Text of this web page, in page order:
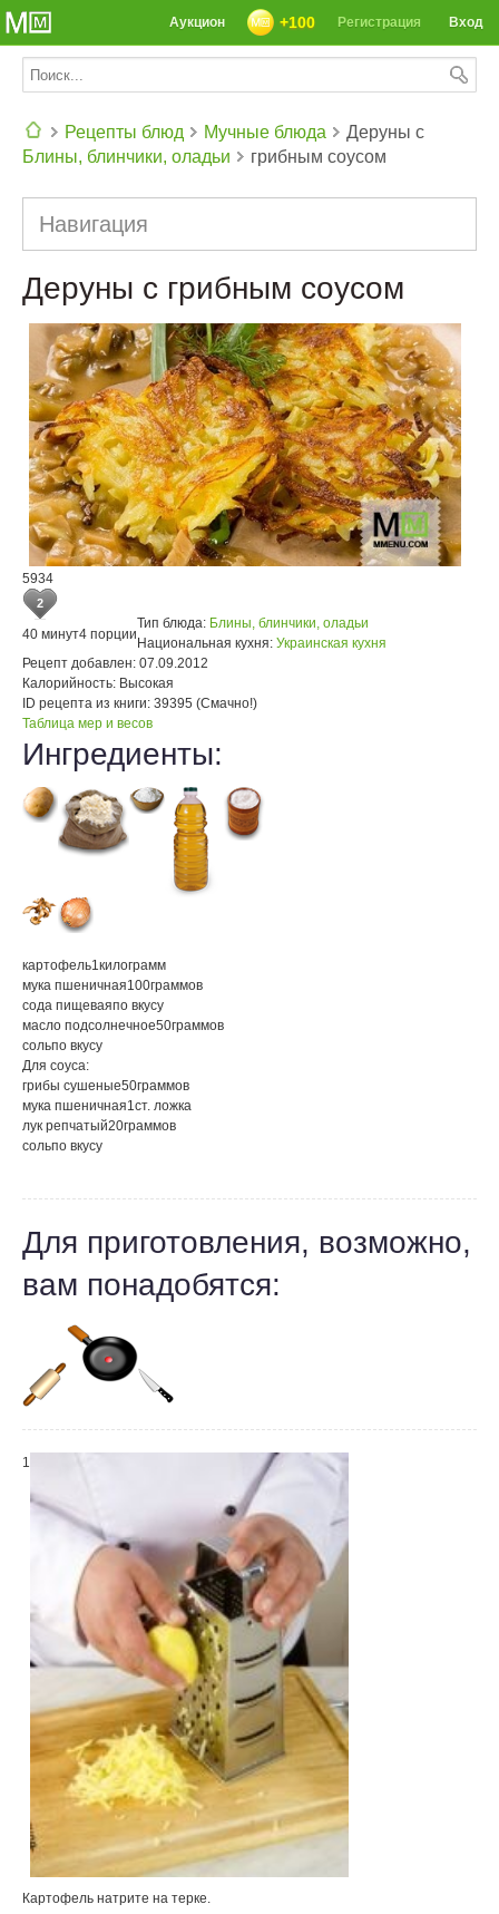
Вход
Регистрация
+100
Аукцион
Рецепты блюд
Мучные блюда
Блины, блинчики, оладьи
Деруны с
грибным соусом
Навигация
Деруны с грибным соусом
5934
2
40 минут4 порции
Тип блюда: Блины, блинчики, оладьи
Национальная кухня: Украинская кухня
Рецепт добавлен: 07.09.2012
Калорийность: Высокая
ID рецепта из книги: 39395 (Смачно!)
Таблица мер и весов
Ингредиенты:
картофель1килограмм
мука пшеничная100граммов
сода пищеваяпо вкусу
масло подсолнечное50граммов
сольпо вкусу
Для соуса:
грибы сушеные50граммов
мука пшеничная1ст. ложка
лук репчатый20граммов
сольпо вкусу
Для приготовления, возможно,
вам понадобятся:
1
Картофель натрите на терке.